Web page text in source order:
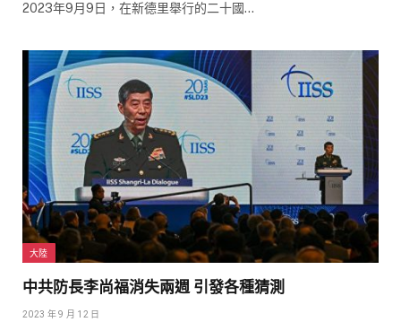
2023年9月9日，在新德里舉行的二十國…
大陸
中共防長李尚福消失兩週 引發各種猜測
2023 年 9 月 12 日